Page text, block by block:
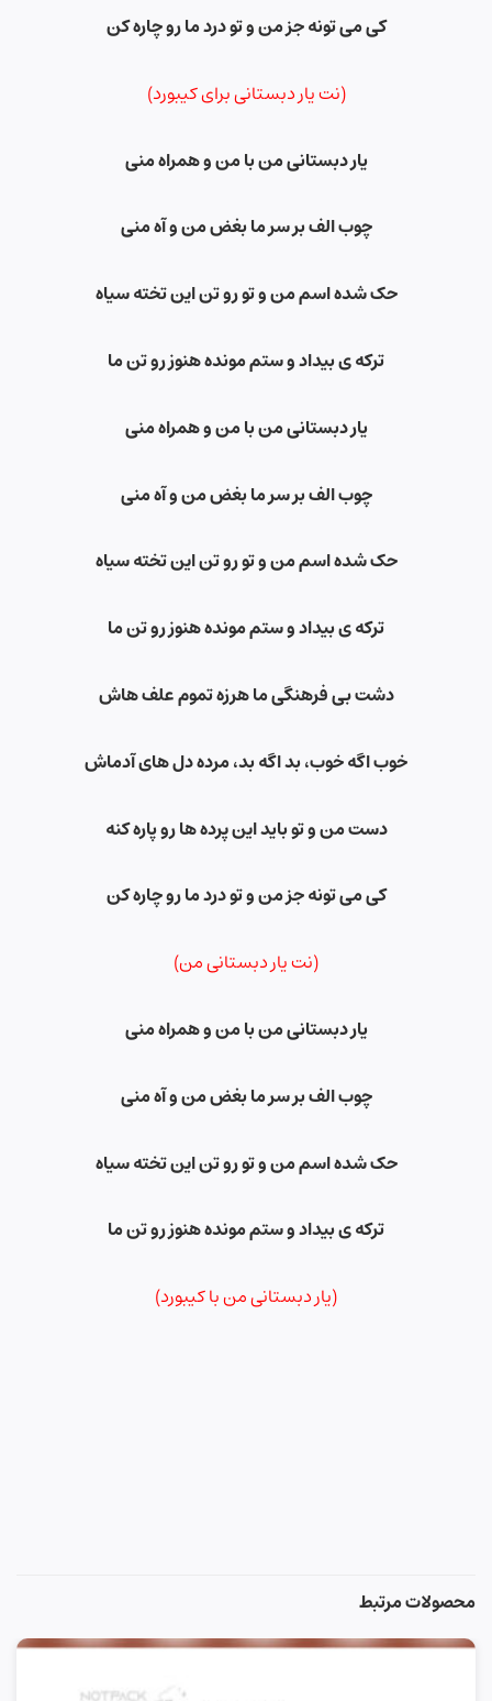
کی می تونه جز من و تو درد ما رو چاره کن
(نت یار دبستانی برای کیبورد)
یار دبستانی من با من و همراه منی
چوب الف بر سر ما بغض من و آه منی
حک شده اسم من و تو رو تن این تخته سیاه
ترکه ی بیداد و ستم مونده هنوز رو تن ما
یار دبستانی من با من و همراه منی
چوب الف بر سر ما بغض من و آه منی
حک شده اسم من و تو رو تن این تخته سیاه
ترکه ی بیداد و ستم مونده هنوز رو تن ما
دشت بی فرهنگی ما هرزه تموم علف هاش
خوب اگه خوب، بد اگه بد، مرده دل های آدماش
دست من و تو باید این پرده ها رو پاره کنه
کی می تونه جز من و تو درد ما رو چاره کن
(نت یار دبستانی من)
یار دبستانی من با من و همراه منی
چوب الف بر سر ما بغض من و آه منی
حک شده اسم من و تو رو تن این تخته سیاه
ترکه ی بیداد و ستم مونده هنوز رو تن ما
(یار دبستانی من با کیبورد)
محصولات مرتبط